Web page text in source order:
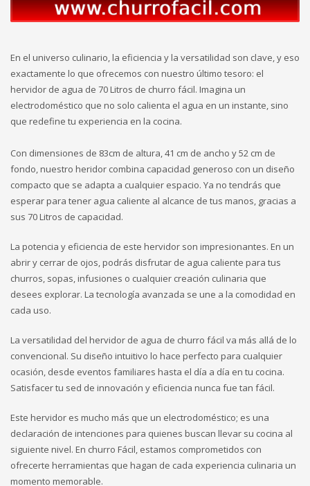
En el universo culinario, la eficiencia y la versatilidad son clave, y eso
exactamente lo que ofrecemos con nuestro último tesoro: el
hervidor de agua de 70 Litros de churro fácil. Imagina un
electrodoméstico que no solo calienta el agua en un instante, sino
que redefine tu experiencia en la cocina.
Con dimensiones de 83cm de altura, 41 cm de ancho y 52 cm de
fondo, nuestro heridor combina capacidad generoso con un diseño
compacto que se adapta a cualquier espacio. Ya no tendrás que
esperar para tener agua caliente al alcance de tus manos, gracias a
sus 70 Litros de capacidad.
La potencia y eficiencia de este hervidor son impresionantes. En un
abrir y cerrar de ojos, podrás disfrutar de agua caliente para tus
churros, sopas, infusiones o cualquier creación culinaria que
desees explorar. La tecnología avanzada se une a la comodidad en
cada uso.
La versatilidad del hervidor de agua de churro fácil va más allá de lo
convencional. Su diseño intuitivo lo hace perfecto para cualquier
ocasión, desde eventos familiares hasta el día a día en tu cocina.
Satisfacer tu sed de innovación y eficiencia nunca fue tan fácil.
Este hervidor es mucho más que un electrodoméstico; es una
declaración de intenciones para quienes buscan llevar su cocina al
siguiente nivel. En churro Fácil, estamos comprometidos con
ofrecerte herramientas que hagan de cada experiencia culinaria un
momento memorable.